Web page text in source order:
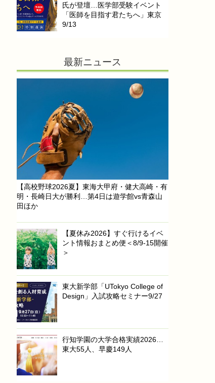
氏が登壇…医学部受験イベント
「医師を目指す君たちへ」東京
9/13
最新ニュース
【高校野球2026夏】東海大甲府・健大高崎・有
明・長崎日大が勝利…第4日は遊学館vs青森山
田ほか
【夏休み2026】すぐ行けるイベ
ント情報おまとめ便＜8/9-15開催
＞
東大新学部「UTokyo College of
Design」入試攻略セミナー9/27
行知学園の大学合格実績2026…
東大55人、早慶149人